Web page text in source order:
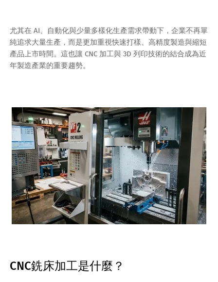
尤其在 AI、自動化與少量多樣化生產需求帶動下，企業不再單
純追求大量生產，而是更加重視快速打樣、高精度製造與縮短
產品上市時間。這也讓 CNC 加工與 3D 列印技術的結合成為近
年製造產業的重要趨勢。
CNC銑床加工是什麼？